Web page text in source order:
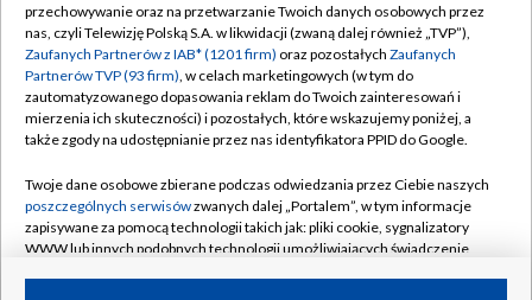
Abonament TVP
Emisja w TVP
Centrum informacji TVP
Naziemna Telewizja Cyfrowa
Rada Programowa
System NOS
Informacje o nadawcy
Regulamin TVP
Polityka prywatności
Moje zgody
Pomoc
Kontakt
Kanały
przechowywanie oraz na przetwarzanie Twoich danych osobowych przez
nas, czyli Telewizję Polską S.A. w likwidacji (zwaną dalej również „TVP”),
Zaufanych Partnerów z IAB* (1201 firm) oraz pozostałych Zaufanych
Partnerów TVP (93 firm), w celach marketingowych (w tym do
zautomatyzowanego dopasowania reklam do Twoich zainteresowań i
mierzenia ich skuteczności) i pozostałych, które wskazujemy poniżej, a
także zgody na udostępnianie przez nas identyfikatora PPID do Google.
Twoje dane osobowe zbierane podczas odwiedzania przez Ciebie naszych
poszczególnych serwisówzwanych dalej „Portalem”, w tym informacje
zapisywane za pomocą technologii takich jak: pliki cookie, sygnalizatory
WWW lub innych podobnych technologii umożliwiających świadczenie